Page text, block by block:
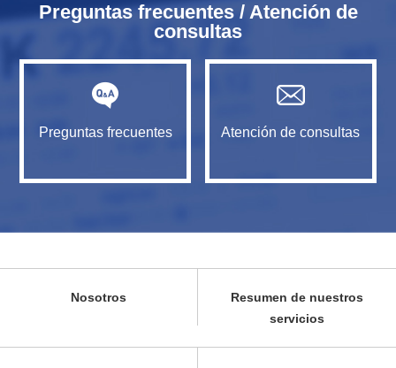
Preguntas frecuentes / Atención de
consultas
Preguntas frecuentes Atención de consultas
Nosotros
Resumen de nuestros
servicios